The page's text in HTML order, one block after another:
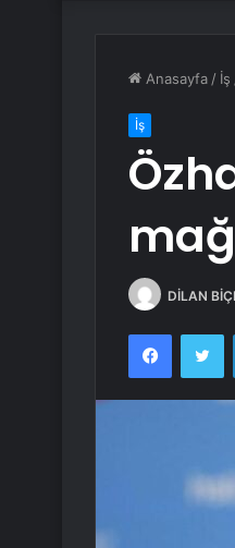
Anasayfa / İş
İş
DİLAN